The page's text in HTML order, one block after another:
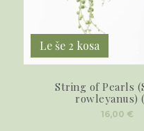
Le še 2 kosa
String of Pearls
rowleyanus)
16,00 €